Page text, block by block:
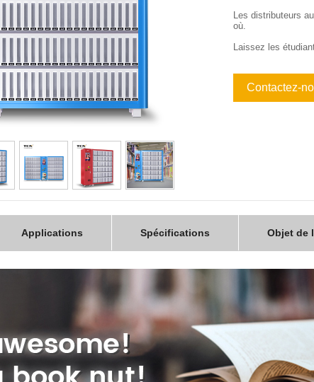
Les distributeurs
où.
Laissez les
Contactez-
Applications Spécifications Objet de